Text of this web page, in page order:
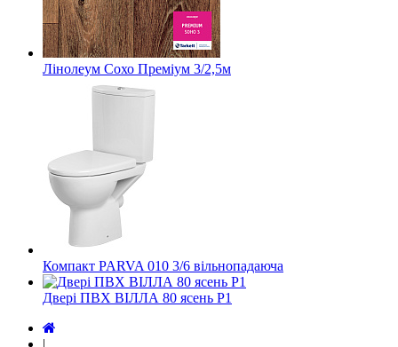
Лінолеум Сохо Преміум 3/2,5м
Компакт PARVA 010 3/6 вільнопадаюча
Двері ПВХ ВІЛЛА 80 ясень Р1
|